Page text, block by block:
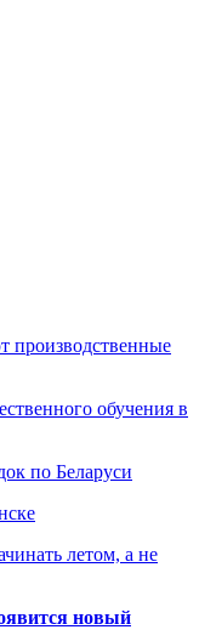
производственные
обучения в
по Беларуси
летом, а не
новый